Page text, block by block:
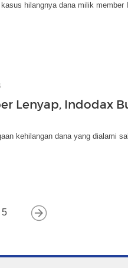
hilangnya dana milik member
Lenyap, Indodax
kehilangan dana yang dialami
5